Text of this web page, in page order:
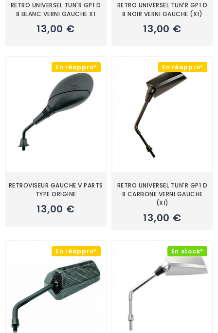
RETRO UNIVERSEL TUN'R GP1 D
8 BLANC VERNI GAUCHE X1
13,00 €
RETRO UNIVERSEL TUN'R GP1 D
8 NOIR VERNI GAUCHE (X1)
13,00 €
En réappro*
RETROVISEUR GAUCHE V PARTS
TYPE ORIGINE
13,00 €
En réappro*
RETRO UNIVERSEL TUN'R GP1 D
8 CARBONE VERNI GAUCHE
(X1)
13,00 €
En réappro* En stock*